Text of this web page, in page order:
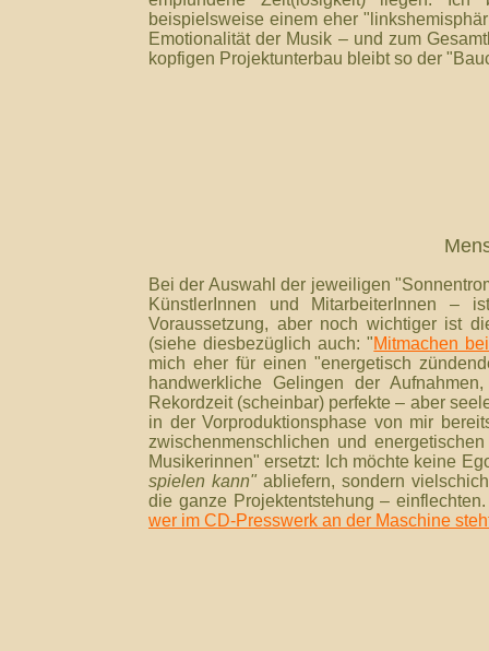
beispielsweise einem eher
Emotionalität der Musik – und zum
kopfigen Projektunterbau bleibt so der
Bei der Auswahl der jeweiligen
KünstlerInnen und MitarbeiterInnen –
Voraussetzung, aber noch wichtiger ist
(siehe diesbezüglich auch: "Mitmachen
mich eher für einen "energetisch
handwerkliche Gelingen der
Rekordzeit (scheinbar) perfekte – aber
in der Vorproduktionsphase von mir
zwischenmenschlichen und
Musikerinnen" ersetzt: Ich möchte keine
spielen kann"abliefern, sondern
die ganze Projektentstehung –
wer im CD-Presswerk an der Maschine